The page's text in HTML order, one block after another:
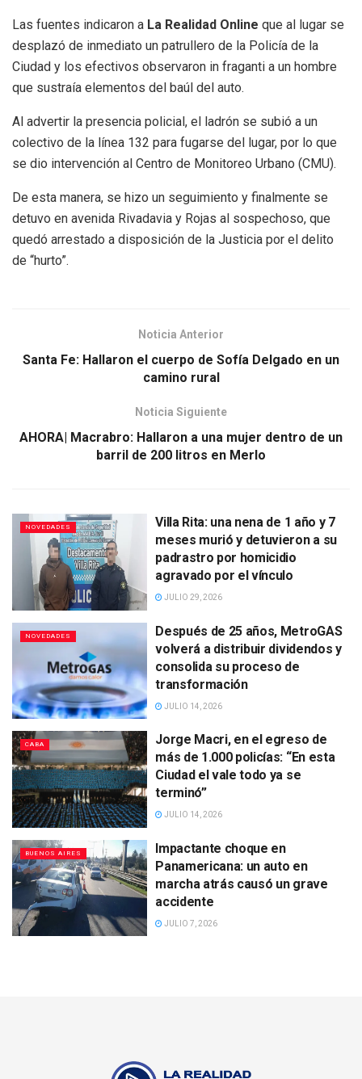
Las fuentes indicaron a La Realidad Online que al lugar se
desplazó de inmediato un patrullero de la Policía de la
Ciudad y los efectivos observaron in fraganti a un hombre
que sustraía elementos del baúl del auto.
Al advertir la presencia policial, el ladrón se subió a un
colectivo de la línea 132 para fugarse del lugar, por lo que
se dio intervención al Centro de Monitoreo Urbano (CMU).
De esta manera, se hizo un seguimiento y finalmente se
detuvo en avenida Rivadavia y Rojas al sospechoso, que
quedó arrestado a disposición de la Justicia por el delito
de “hurto”.
Noticia Anterior
Santa Fe: Hallaron el cuerpo de Sofía Delgado en un
camino rural
Noticia Siguiente
AHORA| Macrabro: Hallaron a una mujer dentro de un
barril de 200 litros en Merlo
NOVEDADES
Villa Rita: una nena de 1 año y 7
meses murió y detuvieron a su
padrastro por homicidio
agravado por el vínculo
JULIO 29, 2026
NOVEDADES
Después de 25 años, MetroGAS
volverá a distribuir dividendos y
consolida su proceso de
transformación
JULIO 14, 2026
CABA
Jorge Macri, en el egreso de
más de 1.000 policías: “En esta
Ciudad el vale todo ya se
terminó”
JULIO 14, 2026
BUENOS AIRES
Impactante choque en
Panamericana: un auto en
marcha atrás causó un grave
accidente
JULIO 7, 2026